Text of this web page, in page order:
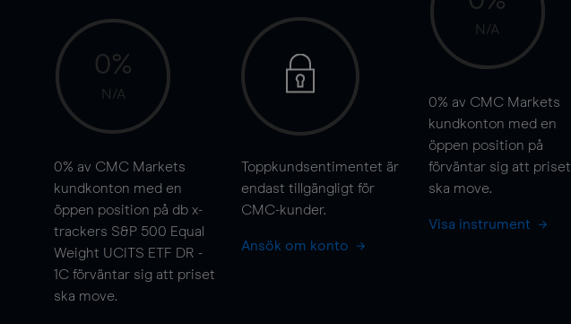
0%
N/A
0% av CMC Markets
kundkonton med en
öppen position på db x-
trackers S&P 500 Equal
Weight UCITS ETF DR -
1C förväntar sig att priset
ska move.
Toppkundsentimentet är
endast tillgängligt för
CMC-kunder.
Ansök om konto
N/A
0% av CMC Markets
kundkonton med en
öppen position på
förväntar sig att priset
ska move.
Visa instrument